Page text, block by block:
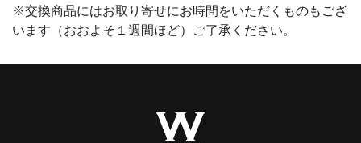
※交換商品にはお取り寄せにお時間をいただくものもござ
います（おおよそ１週間ほど）ご了承ください。